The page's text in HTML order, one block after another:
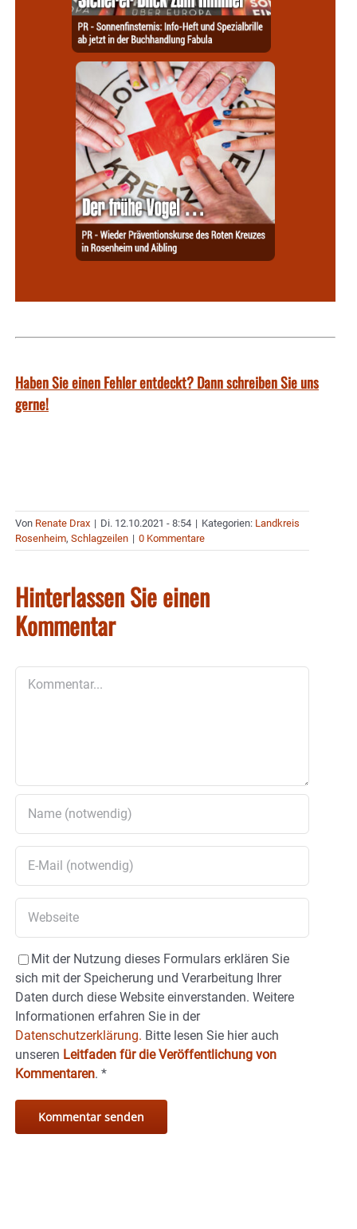
Haben Sie einen Fehler entdeckt? Dann schreiben Sie uns
gerne!
Von Renate Drax | Di. 12.10.2021 - 8:54 | Kategorien: Landkreis
Rosenheim, Schlagzeilen | 0 Kommentare
Hinterlassen Sie einen
Kommentar
Mit der Nutzung dieses Formulars erklären Sie
sich mit der Speicherung und Verarbeitung Ihrer
Daten durch diese Website einverstanden. Weitere
Informationen erfahren Sie in der
Datenschutzerklärung. Bitte lesen Sie hier auch
unseren Leitfaden für die Veröffentlichung von
Kommentaren. *